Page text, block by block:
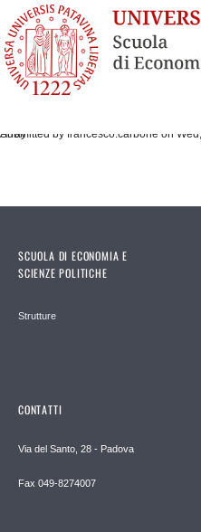
Submitted by francesco.carbone on
Array
SCUOLA DI ECONOMIA E
SCIENZE POLITICHE
Strutture
CONTATTI
Via del Santo, 28 - Padova
Fax 049-8274007